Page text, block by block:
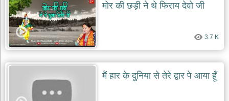
मोर की छड़ी ने थे फिराय देवो जी
3.7 K
मैं हार के दुनिया से तेरे द्वार पे आया हूँ